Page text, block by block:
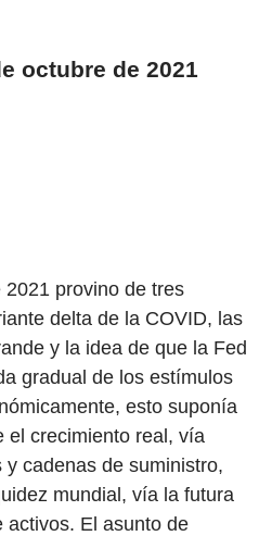
octubre de 2021
provino de tres
delta de la COVID, las
y la idea de que la Fed
gradual de los estímulos
esto suponía
el crecimiento real, vía
cadenas de suministro,
mundial, vía la futura
activos. El asunto de